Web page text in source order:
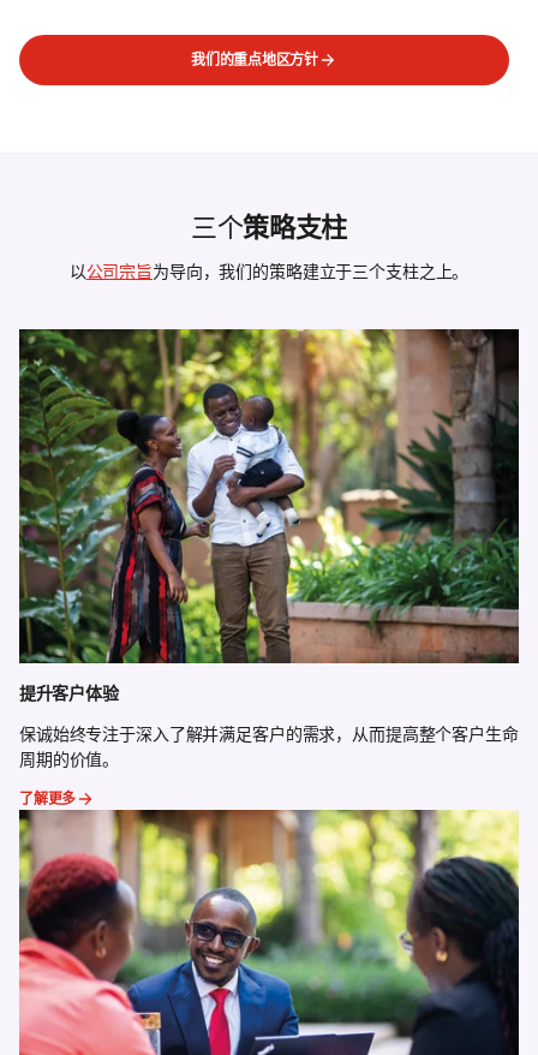
我们的重点地区方针
三个策略支柱
以公司宗旨为导向，我们的策略建立于三个支柱之上。
提升客户体验
保诚始终专注于深入了解并满足客户的需求，从而提高整个客户生命
周期的价值。
了解更多